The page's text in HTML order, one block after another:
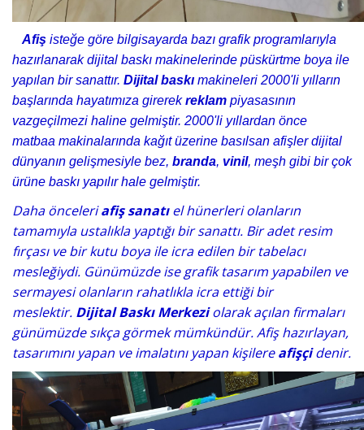
Afiş isteğe göre bilgisayarda bazı grafik programlarıyla
hazırlanarak dijital baskı makinelerinde püskürtme boya ile
yapılan bir sanattır. Dijital baskı makineleri 2000'li yılların
başlarında hayatımıza girerekreklam piyasasının
vazgeçilmezi haline gelmiştir. 2000'li yıllardan önce
matbaa makinalarında kağıt üzerine basılsan afişler dijital
dünyanın gelişmesiyle bez, branda, vinil, meşh gibi bir çok
ürüne baskı yapılır hale gelmiştir.
Daha önceleriafiş sanatıel hünerleri olanların
tamamıyla ustalıkla yaptığı bir sanattı. Bir adet resim
fırçası ve bir kutu boya ile icra edilen bir tabelacı
mesleğiydi. Günümüzde ise grafik tasarım yapabilen ve
sermayesi olanların rahatlıkla icra ettiği bir
meslektir. Dijital Baskı Merkeziolarak açılan firmaları
günümüzde sıkça görmek mümkündür. Afiş hazırlayan,
tasarımını yapan ve imalatını yapan kişilereafişçidenir.